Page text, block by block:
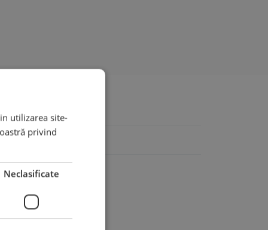
utilizarea site-
privind
Neclasificate